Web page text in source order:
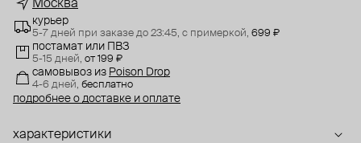
Москва
курьер
5-7 дней при заказе до 23:45, с примеркой, 699 ₽
постамат или ПВЗ
5-15 дней, от 199 ₽
самовывоз из Poison Drop
4-6 дней, бесплатно
подробнее о доставке и оплате
характеристики